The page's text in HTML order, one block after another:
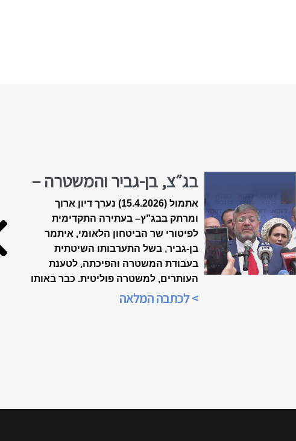
בג״צ, בן-גביר והמשטרה –
הולכים לפשרה?אתמול (15.4.2026) נערך דיון ארוך
ומרתק בבג”ץ– בעתירה התקדימית
לפיטורי שר הביטחון הלאומי, איתמר
בן-גביר, בשל התערבותו השיטתית
בעבודת המשטרה והפיכתה, לטענת
העותרים, למשטרה פוליטית. כבר באותו
> לכתבה המלאה